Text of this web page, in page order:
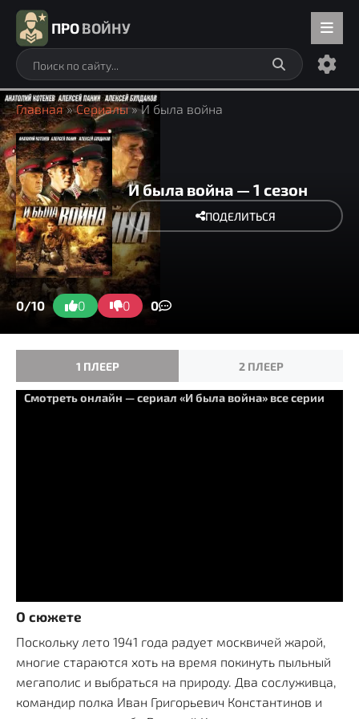
ПРОВОЙНУ
Главная»Сериалы» И была война
И была война — 1 сезон
ПОДЕЛИТЬСЯ
0/10 0 0 0
1 ПЛЕЕР 2 ПЛЕЕР
Смотреть онлайн — сериал «И была война» все серии
О сюжете
Поскольку лето 1941 года радует москвичей жарой,
многие стараются хоть на время покинуть пыльный
мегаполис и выбраться на природу. Два сослуживца,
командир полка Иван Григорьевич Константинов и